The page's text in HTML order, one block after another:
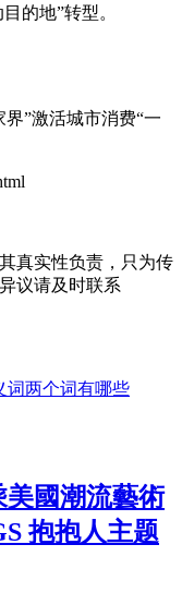
的地”转型。
”激活城市消费“一
真实性负责，只为传
议请及时联系
词两个词有哪些
國潮流藝術
抱抱人主题